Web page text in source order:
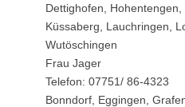
Dettighofen, Hohentengen,
Küssaberg, Lauchringen,
Wutöschingen
Frau Jager
Telefon: 07751/ 86-4323
Bonndorf, Eggingen,